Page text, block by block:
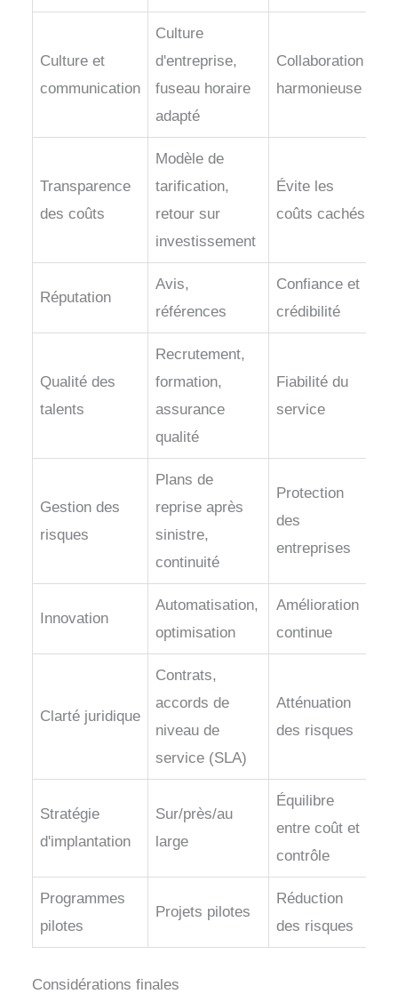
Culture et
communication
Culture
d'entreprise,
fuseau horaire
adapté
Collaboration
harmonieuse
Transparence
des coûts
Modèle de
tarification,
retour sur
investissement
Évite les
coûts cachés
Réputation
Avis,
références
Confiance et
crédibilité
Qualité des
talents
Recrutement,
formation,
assurance
qualité
Fiabilité du
service
Gestion des
risques
Plans de
reprise après
sinistre,
continuité
Protection
des
entreprises
Innovation
Automatisation,
optimisation
Amélioration
continue
Clarté juridique
Contrats,
accords de
niveau de
service (SLA)
Atténuation
des risques
Stratégie
d'implantation
Sur/près/au
large
Équilibre
entre coût et
contrôle
Programmes
pilotes
Projets pilotes
Réduction
des risques
Considérations finales